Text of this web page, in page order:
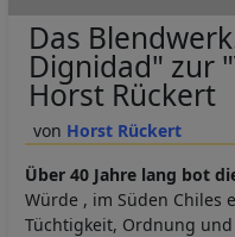
Horst Rückert
Das
Dignidad" zur
Horst Rückert
Über 40 Jahre lang bot
Würde , im Süden Chiles
Tüchtigkeit, Ordnung